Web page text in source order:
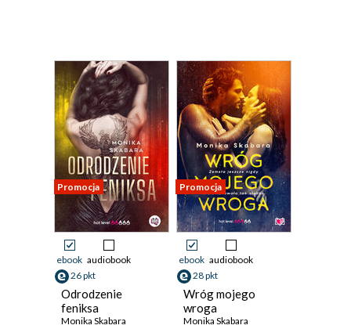
Promocja
ebook audiobook
26 pkt
Odrodzenie
feniksa
Monika Skabara
Promocja
ebook audiobook
28 pkt
Wróg mojego
wroga
Monika Skabara